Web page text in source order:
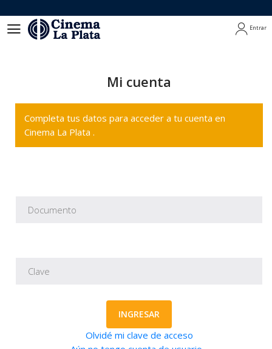
Entrar
Mi cuenta
Completa tus datos para acceder a tu cuenta en
Cinema La Plata .
INGRESAR
Olvidé mi clave de acceso